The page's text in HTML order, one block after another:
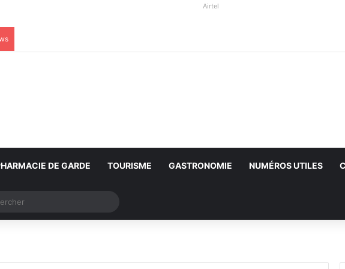
Airtel
DE GARDE TOURISME GASTRONOMIE NUMÉROS UTILES